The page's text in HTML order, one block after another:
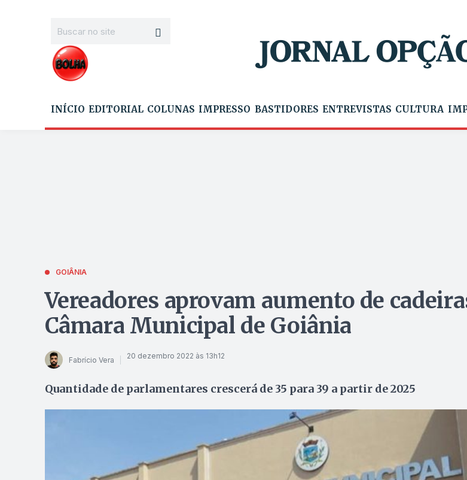
INÍCIO EDITORIAL COLUNAS IMPRESSO BASTIDORES ENTREVISTAS CULTURA
GOIÂNIA
Vereadores aprovam aumento de
Câmara Municipal de Goiânia
Fabrício Vera 20 dezembro 2022 às 13h12
Quantidade de parlamentares crescerá de 35 para 39 a partir de 2025